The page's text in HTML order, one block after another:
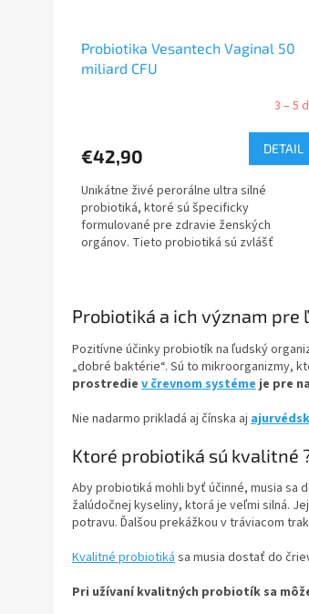
Probiotika Vesantech Vaginal 50
miliard CFU
3 – 5
€42,90 DETAIL
Unikátne živé perorálne ultra silné
probiotiká, ktoré sú špecificky
formulované pre zdravie ženských
orgánov. Tieto probiotiká sú zvlášť
Probiotiká a ich význam pre
Pozitívne účinky probiotík na ľudský
„dobré baktérie“. Sú to mikroorganizmy,
prostredie v črevnom systéme je pre
Nie nadarmo prikladá aj čínska aj
Ktoré probiotiká sú kvalitné
Aby probiotiká mohli byť účinné, musia
žalúdočnej kyseliny, ktorá je veľmi silná.
potravu. Ďalšou prekážkou v tráviacom
Kvalitné probiotikása musia dostať do
Pri užívaní kvalitných probiotík sa